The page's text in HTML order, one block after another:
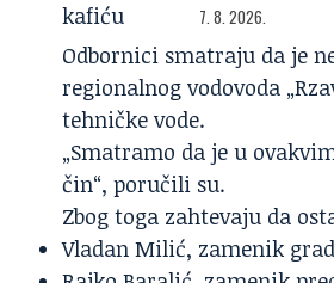
7. 8. 2026.
Odbornici smatraju da je
regionalnog vodovoda
tehničke vode.
„Smatramo da je u
čin“, poručili su.
Zbog toga zahtevaju da
Vladan Milić, zamenik